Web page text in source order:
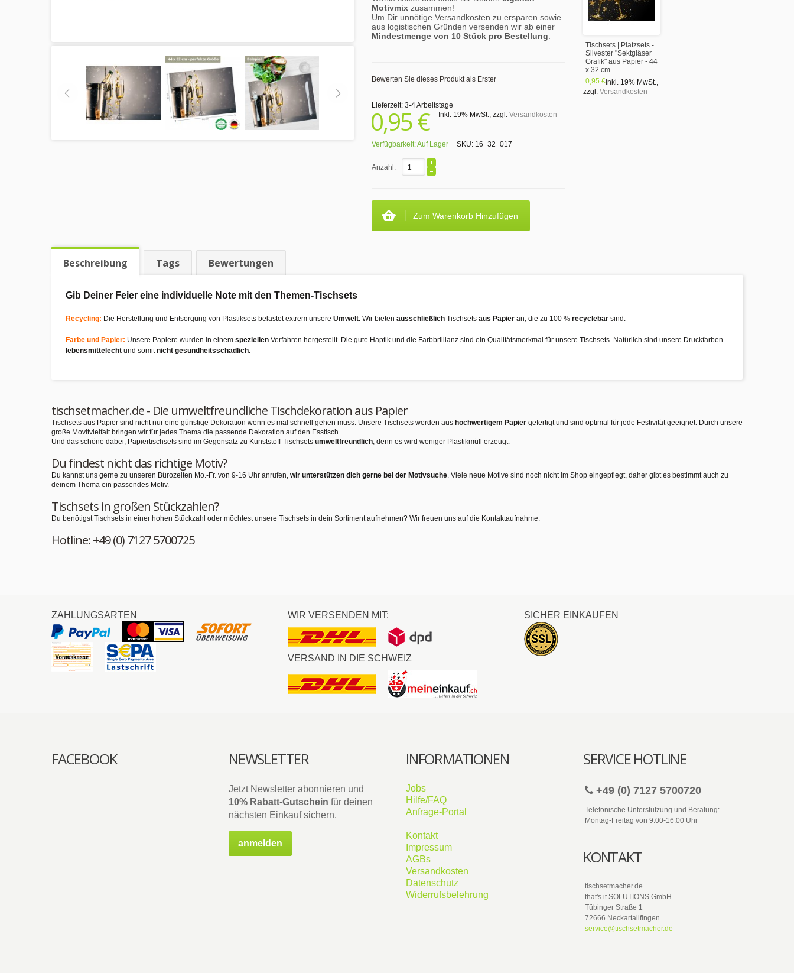
Tischsets | Platzsets -
Silvester "Sektgläser
Grafik" aus Papier - 44
x 32 cm
0,95 € Inkl. 19% MwSt.,
zzgl. Versandkosten
Motivmix zusammen!
Um Dir unnötige Versandkosten zu ersparen sowie
aus logistischen Gründen versenden wir ab einer
Mindestmenge von 10 Stück pro Bestellung
Bewerten Sie dieses Produkt als Erster
Lieferzeit: 3-4 Arbeitstage
0,95 € Inkl. 19% MwSt., zzgl. Versandkosten
Verfügbarkeit:Auf Lager SKU: 16_32_017
Anzahl:
Zum Warenkorb Hinzufügen
Beschreibung Tags Bewertungen
Gib Deiner Feier eine individuelle Note mit den Themen-Tischsets
Recycling: Die Herstellung und Entsorgung von Plastiksets belastet extrem unsere Umwelt. Wir bieten ausschließlich Tischsets aus Papier an, die zu 100 % recyclebar sind.
Farbe und Papier: Unsere Papiere wurden in einem speziellen Verfahren hergestellt. Die gute Haptik und die Farbbrillianz sind ein Qualitätsmerkmal für unsere Tischsets. Natürlich sind unsere Druckfarben
lebensmittelecht und somitnicht gesundheitsschädlich.
tischsetmacher.de - Die umweltfreundliche Tischdekoration aus Papier
Tischsets aus Papier sind nicht nur eine günstige Dekoration wenn es mal schnell gehen muss. Unsere Tischsets werden aus hochwertigem Papier gefertigt und sind optimal für jede Festivität geeignet. Durch unsere
große Movitvielfalt bringen wir für jedes Thema die passende Dekoration auf den Esstisch.
Und das schöne dabei, Papiertischsets sind im Gegensatz zu Kunststoff-Tischsets umweltfreundlich, denn es wird weniger Plastikmüll erzeugt.
Du findest nicht das richtige Motiv?
Du kannst uns gerne zu unseren Bürozeiten Mo.-Fr. von 9-16 Uhr anrufen, wir unterstützen dich gerne bei der Motivsuche. Viele neue Motive sind noch nicht im Shop eingepflegt, daher gibt es bestimmt auch zu
deinem Thema ein passendes Motiv.
Tischsets in großen Stückzahlen?
Du benötigst Tischsets in einer hohen Stückzahl oder möchtest unsere Tischsets in dein Sortiment aufnehmen? Wir freuen uns auf die Kontaktaufnahme.
Hotline: +49 (0) 7127 5700725
ZAHLUNGSARTEN WIR VERSENDEN MIT:
VERSAND IN DIE SCHWEIZ
SICHER EINKAUFEN
FACEBOOK NEWSLETTER
Jetzt Newsletter abonnieren und
10% Rabatt-Gutschein für deinen
nächsten Einkauf sichern.
anmelden
INFORMATIONEN
Jobs
Hilfe/FAQ
Anfrage-Portal
Kontakt
Impressum
AGBs
Versandkosten
Datenschutz
Widerrufsbelehrung
SERVICE HOTLINE
+49 (0) 7127 5700720
Telefonische Unterstützung und Beratung:
Montag-Freitag von 9.00-16.00 Uhr
KONTAKT
tischsetmacher.de
that's it SOLUTIONS GmbH
Tübinger Straße 1
72666 Neckartailfingen
service@tischsetmacher.de